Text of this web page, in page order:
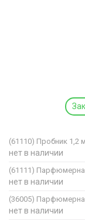
(61110) Пробник 1,2
нет в наличии
(61111)
нет в наличии
(36005)
нет в наличии